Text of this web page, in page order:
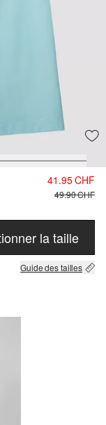
41.95 CHF
49.90 CHF
la taille
Guide des tailles